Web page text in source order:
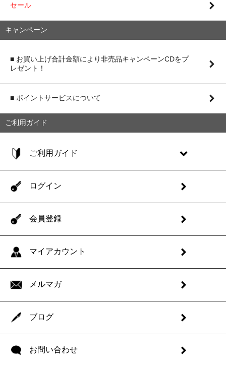
セール
キャンペーン
■ お買い上げ合計金額により非売品キャンペーンCDをプ
レゼント！
■ ポイントサービスについて
ご利用ガイド
ご利用ガイド
ログイン
会員登録
マイアカウント
メルマガ
ブログ
お問い合わせ